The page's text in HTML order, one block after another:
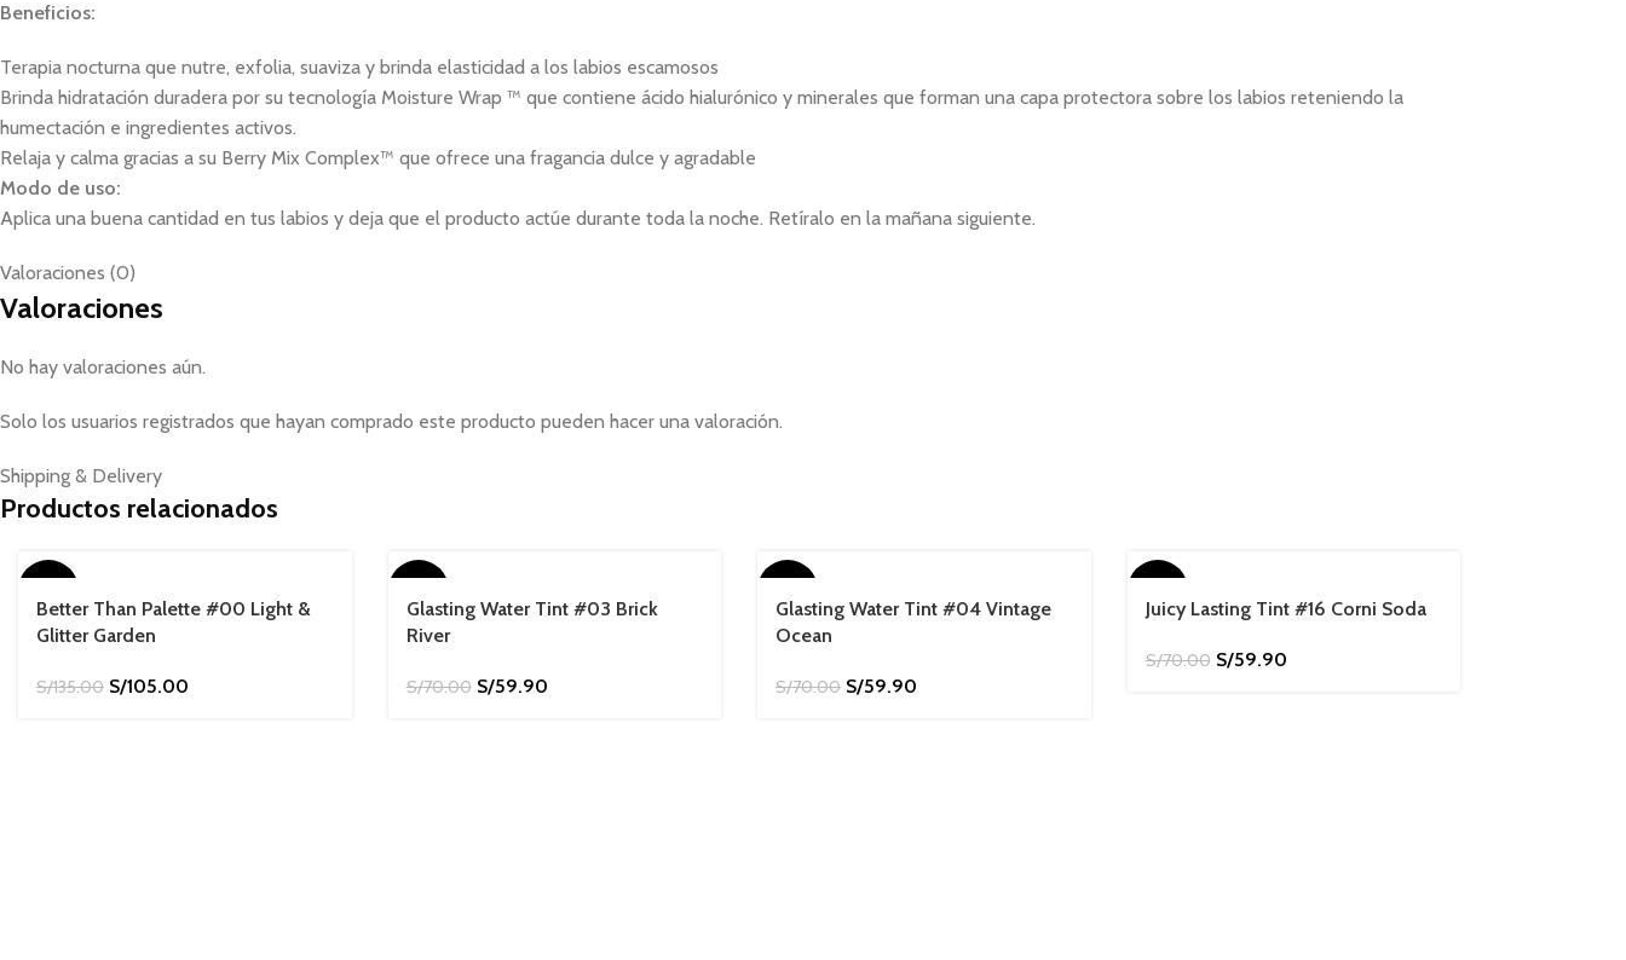
Beneficios:
Terapia nocturna que nutre, exfolia, suaviza y brinda elasticidad a los labios escamosos
Brinda hidratación duradera por su tecnología Moisture Wrap ™ que contiene ácido hialurónico y minerales que forman una capa protectora sobre los labios reteniendo la
humectación e ingredientes activos.
Relaja y calma gracias a su Berry Mix Complex™ que ofrece una fragancia dulce y agradable
Modo de uso:
Aplica una buena cantidad en tus labios y deja que el producto actúe durante toda la noche. Retíralo en la mañana siguiente.
Valoraciones (0)
Valoraciones
No hay valoraciones aún.
Solo los usuarios registrados que hayan comprado este producto pueden hacer una valoración.
Shipping & Delivery
Productos relacionados
Better Than Palette #00 Light &
Glitter Garden
S/135.00 S/105.00
Glasting Water Tint #03 Brick
River
S/70.00 S/59.90
Glasting Water Tint #04 Vintage
Ocean
S/70.00 S/59.90
Juicy Lasting Tint #16 Corni Soda
S/70.00 S/59.90